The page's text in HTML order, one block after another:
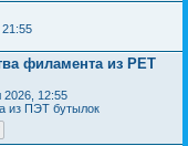
филамента из PET
2026, 12:55
из ПЭТ бутылок